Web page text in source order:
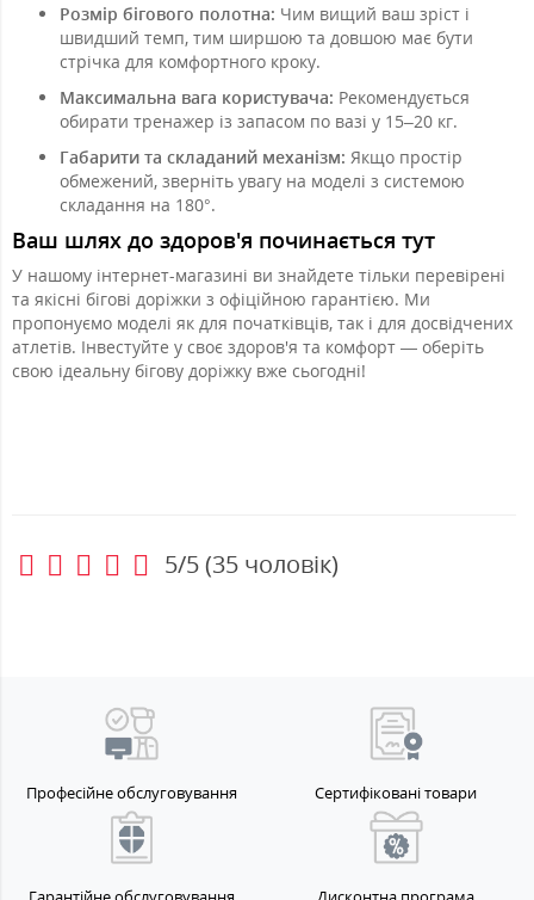
Розмір бігового полотна: Чим вищий ваш зріст і
швидший темп, тим ширшою та довшою має бути
стрічка для комфортного кроку.
Максимальна вага користувача: Рекомендується
обирати тренажер із запасом по вазі у 15–20 кг.
Габарити та складаний механізм: Якщо простір
обмежений, зверніть увагу на моделі з системою
складання на 180°.
Ваш шлях до здоров'я починається тут
У нашому інтернет-магазині ви знайдете тільки перевірені
та якісні бігові доріжки з офіційною гарантією. Ми
пропонуємо моделі як для початківців, так і для досвідчених
атлетів. Інвестуйте у своє здоров'я та комфорт — оберіть
свою ідеальну бігову доріжку вже сьогодні!
5/5(35 чоловік)
Професійне обслуговування Сертифіковані товари